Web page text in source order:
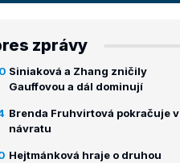
zprávy
Siniaková a Zhang zničily
Gauffovou a dál dominují
Brenda Fruhvirtová pokračuje v
návratu
Hejtmánková hraje o druhou